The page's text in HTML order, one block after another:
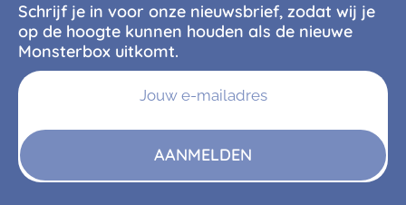
Schrijf je in voor onze nieuwsbrief, zodat wij je
op de hoogte kunnen houden als de nieuwe
Monsterbox uitkomt.
AANMELDEN